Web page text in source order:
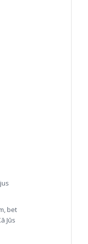
bet
Jūs